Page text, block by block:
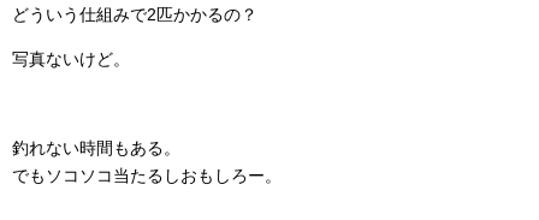
どういう仕組みで2匹かかるの？
写真ないけど。
釣れない時間もある。
でもソコソコ当たるしおもしろー。